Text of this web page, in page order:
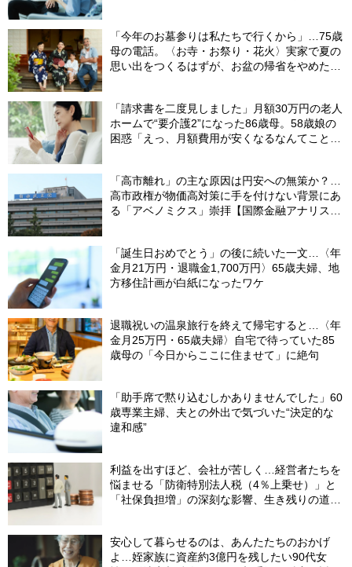
「今年のお墓参りは私たちで行くから」…75歳
母の電話。〈お寺・お祭り・花火〉実家で夏の
思い出をつくるはずが、お盆の帰省をやめた理
「請求書を二度見しました」月額30万円の老人
ホームで“要介護2”になった86歳母。58歳娘の
困惑「えっ、月額費用が安くなるなんてことあ
「高市離れ」の主な原因は円安への無策か？…
高市政権が物価高対策に手を付けない背景にあ
る「アベノミクス」崇拝【国際金融アナリスト
「誕生日おめでとう」の後に続いた一文…〈年
金月21万円・退職金1,700万円〉65歳夫婦、地
方移住計画が白紙になったワケ
退職祝いの温泉旅行を終えて帰宅すると…〈年
金月25万円・65歳夫婦〉自宅で待っていた85
歳母の「今日からここに住ませて」に絶句
「助手席で黙り込むしかありませんでした」60
歳専業主婦、夫との外出で気づいた“決定的な
違和感”
利益を出すほど、会社が苦しく…経営者たちを
悩ませる「防衛特別法人税（4％上乗せ）」と
「社保負担増」の深刻な影響、生き残りの道
安心して暮らせるのは、あんたたちのおかげ
よ…姪家族に資産約3億円を残したい90代女